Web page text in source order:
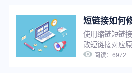
使用缩链短链
改短链接对应
为原链接影响
阅读：6972